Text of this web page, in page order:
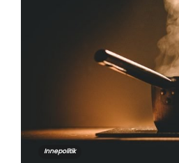
Innepolitik